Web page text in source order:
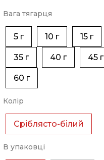
Вага тягарця
5 г 10 г 15 г
35 г 40 г 45 г
60 г
Колір
Сріблясто-білий
В упаковці